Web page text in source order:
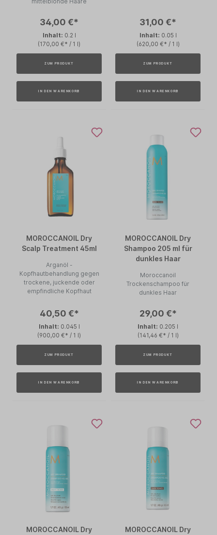
34,00 €*
Inhalt: 0.2 l
(170,00 €* / 1 l)
ZUM PRODUKT
IN DEN WARENKORB
31,00 €*
Inhalt: 0.05 l
(620,00 €* / 1 l)
ZUM PRODUKT
IN DEN WARENKORB
MOROCCANOIL Dry
Scalp Treatment 45ml
Arganöl -
Kopfhautbehandlung gegen
trockene, juckende oder
empfindliche Kopfhaut
40,50 €*
Inhalt: 0.045 l
(900,00 €* / 1 l)
ZUM PRODUKT
IN DEN WARENKORB
MOROCCANOIL Dry
Shampoo 205 ml für
dunkles Haar
Moroccanoil
Trockenschampoo für
dunkles Haar
29,00 €*
Inhalt: 0.205 l
(141,46 €* / 1 l)
ZUM PRODUKT
IN DEN WARENKORB
MOROCCANOIL Dry
MOROCCANOIL Dry